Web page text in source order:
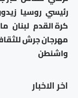
اخر الاخبار
رئيسي روسيا
كرة القدم لبنان
مهرجان جرش
واشنطن